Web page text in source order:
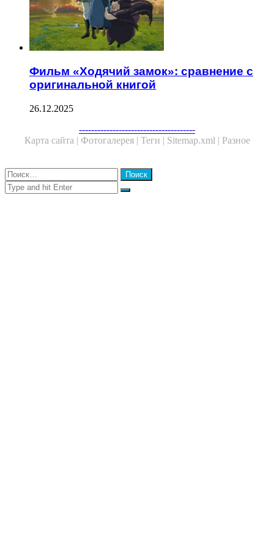
Фильм «Ходячий замок»: сравнение с
оригинальной книгой
26.12.2025
--------------------------------------
Карта сайта | Фотогалерея | Теги | Sitemap.xml | Разное
Close
Найти:
Close
Search